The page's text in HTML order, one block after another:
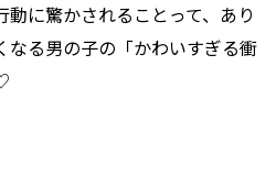
に驚かされることって、あり
る男の子の「かわいすぎる衝